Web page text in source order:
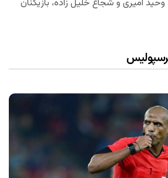
امیری و شجاع خلیل زاده، بازیکنان